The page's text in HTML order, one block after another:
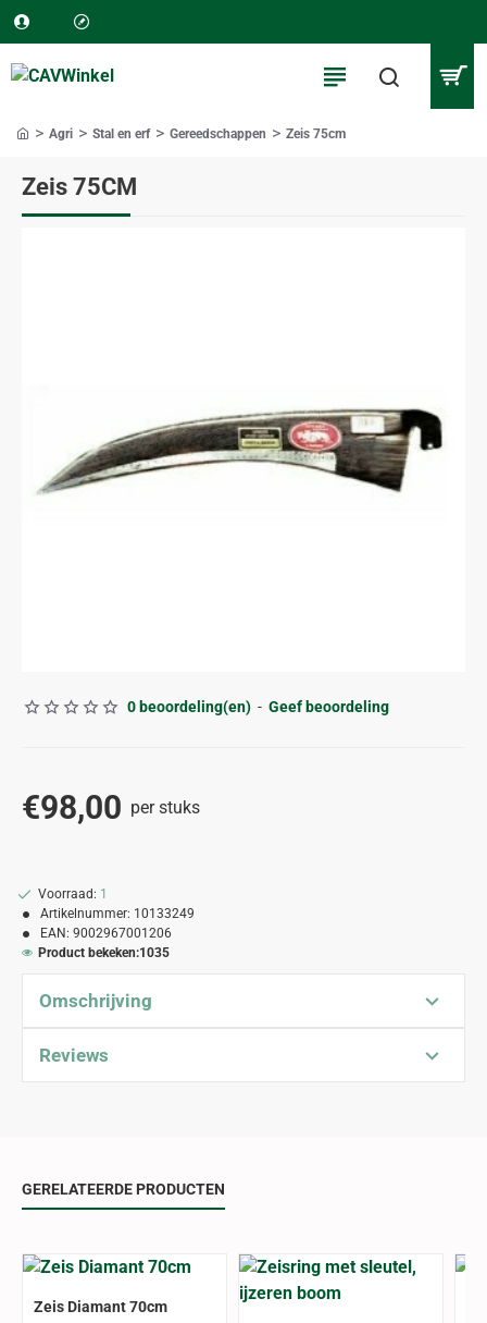
Zeis 75CM
Agri Stal en erf Gereedschappen Zeis 75cm
0 beoordeling(en) - Geef beoordeling
€98,00 per stuks
Voorraad: 1
Artikelnummer: 10133249
EAN: 9002967001206
Product bekeken:1035
Omschrijving
Reviews
GERELATEERDE PRODUCTEN
Zeis Diamant 70cm